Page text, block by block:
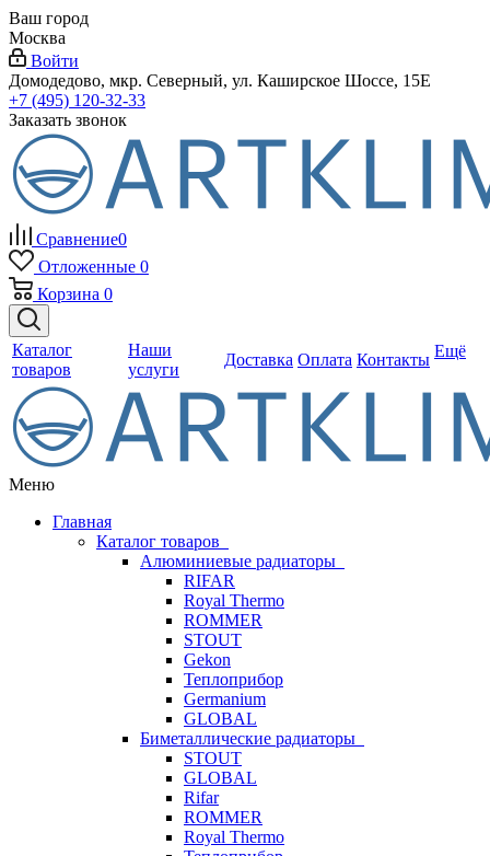
Ваш город
Москва
Войти
Домодедово, мкр. Северный, ул. Каширское Шоссе, 15Е
+7 (495) 120-32-33
Заказать звонок
Сравнение0
Отложенные 0
Корзина 0
Каталог
товаров
Наши
услуги
Доставка Оплата Контакты Ещё
Меню
Главная
Каталог товаров
Алюминиевые радиаторы
RIFAR
Royal Thermo
ROMMER
STOUT
Gekon
Теплоприбор
Germanium
GLOBAL
Биметаллические радиаторы
STOUT
GLOBAL
Rifar
ROMMER
Royal Thermo